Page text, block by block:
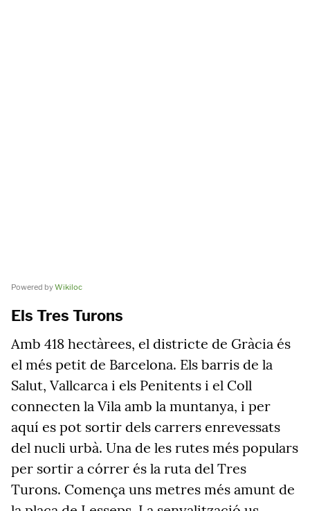
Powered byWikiloc
Els Tres Turons
Amb 418 hectàrees, el districte de Gràcia és
el més petit de Barcelona. Els barris de la
Salut, Vallcarca i els Penitents i el Coll
connecten la Vila amb la muntanya, i per
aquí es pot sortir dels carrers enrevessats
del nucli urbà. Una de les rutes més populars
per sortir a córrer és la ruta del Tres
Turons. Comença uns metres més amunt de